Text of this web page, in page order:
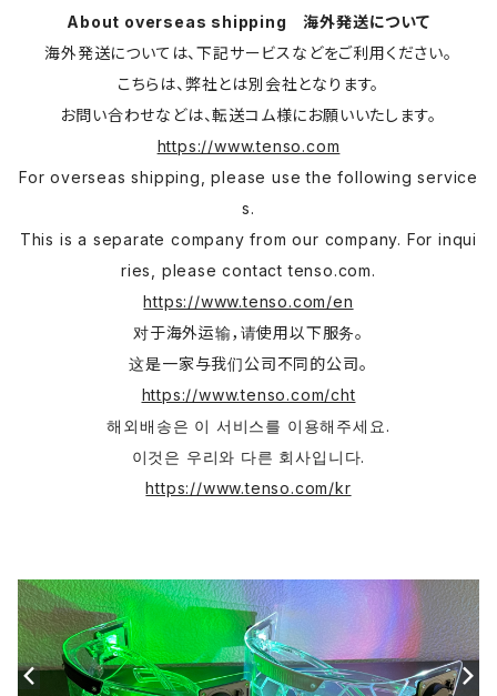
About overseas shipping 海外発送について
海外発送については、下記サービスなどをご利用ください。
こちらは、弊社とは別会社となります。
お問い合わせなどは、転送コム様にお願いいたします。
https://www.tenso.com
For overseas shipping, please use the following service
s.
This is a separate company from our company. For inqui
ries, please contact tenso.com.
https://www.tenso.com/en
对于海外运输，请使用以下服务。
这是一家与我们公司不同的公司。
https://www.tenso.com/cht
해외배송은 이 서비스를 이용해주세요.
이것은 우리와 다른 회사입니다.
https://www.tenso.com/kr